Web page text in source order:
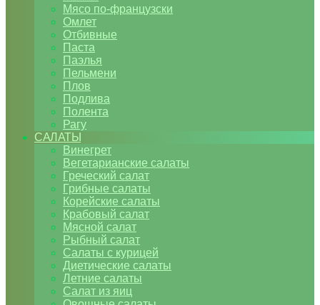
Мясо по-французски
Омлет
Отбивные
Паста
Паэлья
Пельмени
Плов
Подлива
Полента
Рагу
САЛАТЫ
Винегрет
Вегетарианские салаты
Греческий салат
Грибные салаты
Корейские салаты
Крабовый салат
Мясной салат
Рыбный салат
Салаты с курицей
Диетические салаты
Летние салаты
Салат из яиц